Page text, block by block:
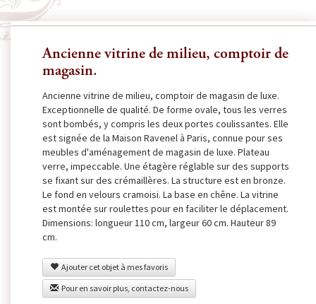
Ancienne vitrine de milieu, comptoir de
magasin.
Ancienne vitrine de milieu, comptoir de magasin de luxe.
Exceptionnelle de qualité. De forme ovale, tous les verres
sont bombés, y compris les deux portes coulissantes. Elle
est signée de la Maison Ravenel à Paris, connue pour ses
meubles d'aménagement de magasin de luxe. Plateau
verre, impeccable. Une étagère réglable sur des supports
se fixant sur des crémaillères. La structure est en bronze.
Le fond en velours cramoisi. La base en chêne. La vitrine
est montée sur roulettes pour en faciliter le déplacement.
Dimensions: longueur 110 cm, largeur 60 cm. Hauteur 89
cm.
Ajouter cet objet à mes favoris
Pour en savoir plus, contactez-nous